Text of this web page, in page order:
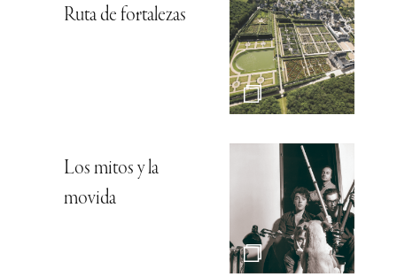
Ruta de fortalezas
Los mitos y la
movida